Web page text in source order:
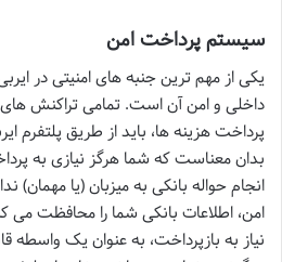
سیستم پرداخت امن
یکی از مهم ترین جنبه های امنیتی در
داخلی و امن آن است. تمامی تراکنش های
پرداخت هزینه ها، باید از طریق پلتفرم
بدان معناست که شما هرگز نیازی به
انجام حواله بانکی به میزبان (یا مهمان)
امن، اطلاعات بانکی شما را محافظت می
نیاز به بازپرداخت، به عنوان یک واسطه